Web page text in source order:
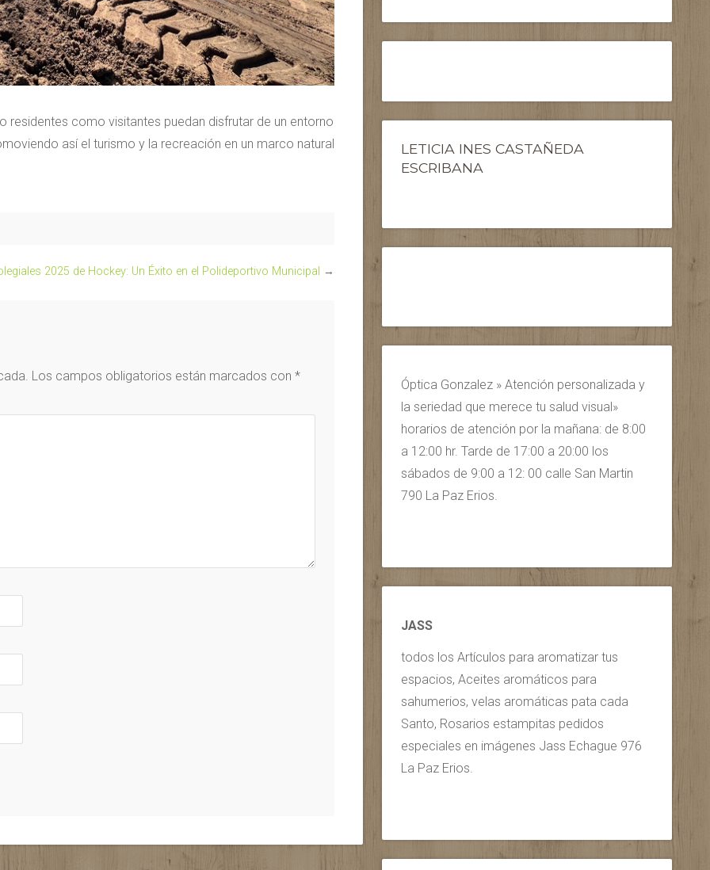
residentes como visitantes puedan disfrutar de un entorno
así el turismo y la recreación en un marco natural
2025 de Hockey: Un Éxito en el Polideportivo Municipal →
Los campos obligatorios están marcados con *
LETICIA INES CASTAÑEDA
ESCRIBANA
Óptica Gonzalez » Atención personalizada y
la seriedad que merece tu salud visual»
horarios de atención por la mañana: de 8:00
a 12:00 hr. Tarde de 17:00 a 20:00 los
sábados de 9:00 a 12: 00 calle San Martin
790 La Paz Erios.
JASS
todos los Artículos para aromatizar tus
espacios, Aceites aromáticos para
sahumerios, velas aromáticas pata cada
Santo, Rosarios estampitas pedidos
especiales en imágenes Jass Echague 976
La Paz Erios.